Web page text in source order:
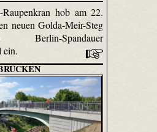
Raupenkran hob am 22.
neuen Golda-Meir-Steg
Spandauer
ein.